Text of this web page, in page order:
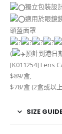
獨立包裝設
適用於眼鏡
頭盔面罩
( 預計到港日
[K011254] Lens
$89/盒,
$78/盒 (2盒或以
SIZE